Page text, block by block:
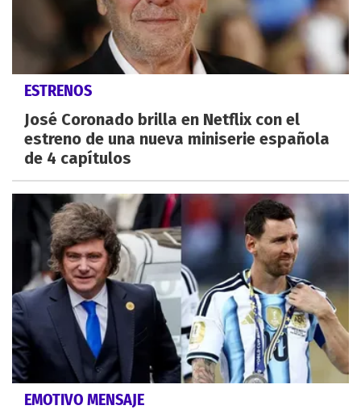
ESTRENOS
José Coronado brilla en Netflix con el
estreno de una nueva miniserie española
de 4 capítulos
EMOTIVO MENSAJE